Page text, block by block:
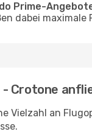
Prime-
dabei maximale
- Crotone
an